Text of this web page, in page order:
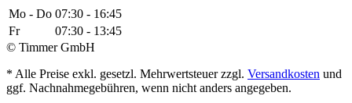
Mo - Do 07:30 - 16:45
Fr
07:30 - 13:45
© Timmer GmbH
* Alle Preise exkl. gesetzl. Mehrwertsteuer zzgl. Versandkosten und
ggf. Nachnahmegebühren, wenn nicht anders angegeben.